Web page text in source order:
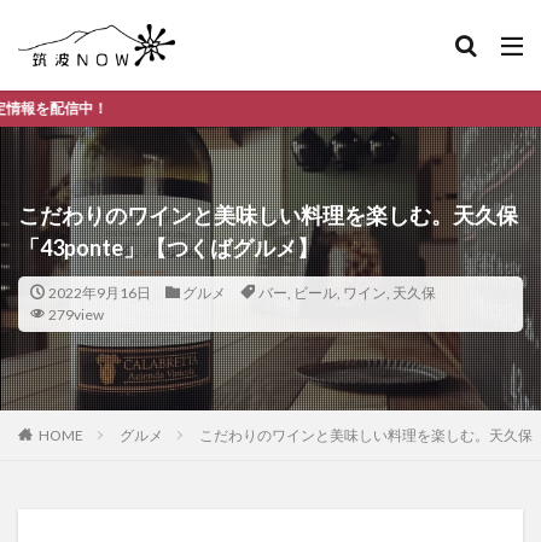
こだわりのワインと美味しい料理を楽しむ。天久保
「43ponte」【つくばグルメ】
2022年9月16日 グルメ バー, ビール, ワイン, 天久保
279view
HOME グルメ こだわりのワインと美味しい料理を楽しむ。天久